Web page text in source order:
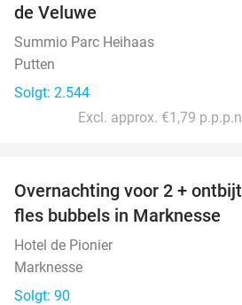
de Veluwe
Summio Parc Heihaas
Putten
Solgt: 2.544
Excl. approx. €1,79
Overnachting voor 2 +
fles bubbels in Marknesse
Hotel de Pionier
Marknesse
Solgt: 90